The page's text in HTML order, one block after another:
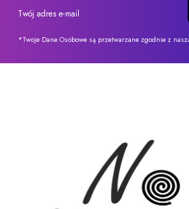
Twój adres e-mail
*Twoje Dane Osobowe są przetwarzane zgodnie z